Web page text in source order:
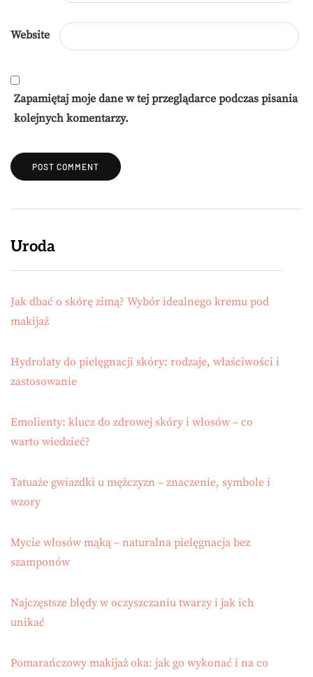
Website
Zapamiętaj moje dane w tej przeglądarce podczas pisania
kolejnych komentarzy.
Uroda
Jak dbać o skórę zimą? Wybór idealnego kremu pod
makijaż
Hydrolaty do pielęgnacji skóry: rodzaje, właściwości i
zastosowanie
Emolienty: klucz do zdrowej skóry i włosów – co
warto wiedzieć?
Tatuaże gwiazdki u mężczyzn – znaczenie, symbole i
wzory
Mycie włosów mąką – naturalna pielęgnacja bez
szamponów
Najczęstsze błędy w oczyszczaniu twarzy i jak ich
unikać
Pomarańczowy makijaż oka: jak go wykonać i na co